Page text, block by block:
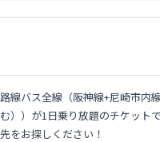
線バス全線（阪神線+尼崎市内
））が1日乗り放題のチケット
をお探しください！